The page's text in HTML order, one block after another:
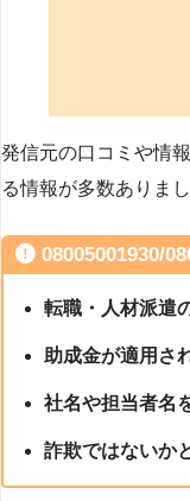
発信元の口コミや情
る情報が多数ありまし
08005001930/
転職・人材派遣
助成金が適用さ
社名や担当者名
詐欺ではないか